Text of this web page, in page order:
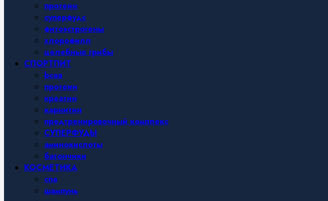
протеин
суперфудс
фитоэстрогены
хлорофилл
целебные грибы
СПОРТПИТ
bcaa
протеин
креатин
карнитин
предтренировочный комплекс
СУПЕРФУДЫ
аминокислоты
батончики
КОСМЕТИКА
спа
шампунь